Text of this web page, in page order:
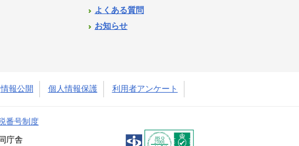
よくある質問
お知らせ
情報公開 個人情報保護 利用者アンケート
番号制度
庁舎